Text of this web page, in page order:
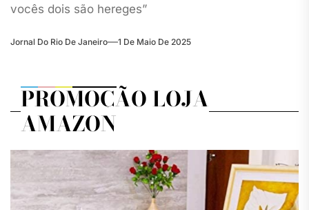
vocês dois são hereges”
Jornal Do Rio De Janeiro 1 De Maio De 2025
PROMOÇÃO LOJA
AMAZON